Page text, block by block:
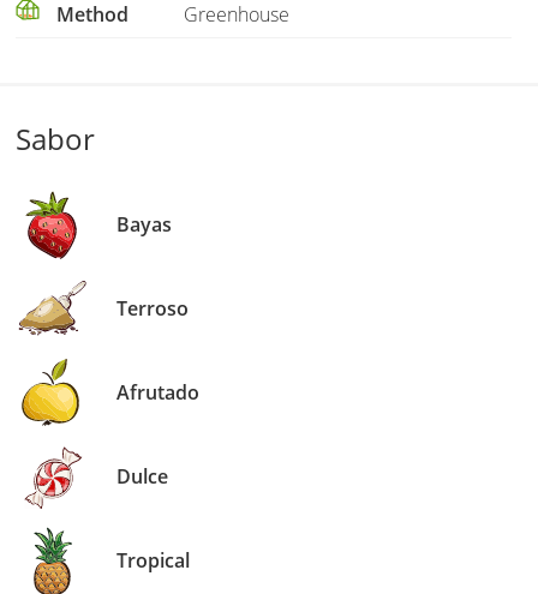
Method
Greenhouse
Sabor
Bayas
Terroso
Afrutado
Dulce
Tropical